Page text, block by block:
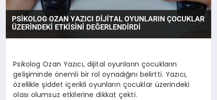
Psikolog Ozan Yazıcı, dijital oyunların çocukların
gelişiminde önemli bir rol oynadığını belirtti. Yazıcı,
özellikle şiddet içerikli oyunların çocuklar üzerindeki
olası olumsuz etkilerine dikkat çekti.